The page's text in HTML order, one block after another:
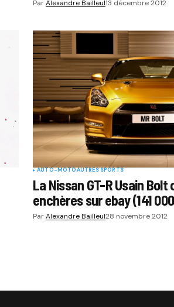
ParAlexandre Bailleul13 décembre 2012
AUTO-MOTOAUTRES SPORTS
La Nissan GT-R Usain Bolt
enchères sur ebay (141
ParAlexandre Bailleul28 novembre 2012